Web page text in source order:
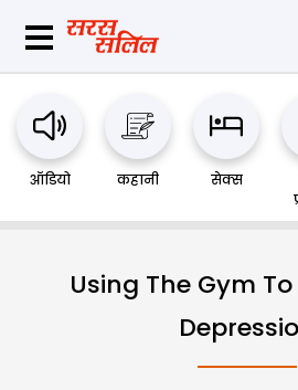
ऑडियो कहानी सेक्स
Using The Gym